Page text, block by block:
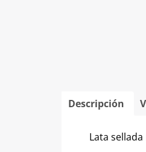
Descripción
Lata